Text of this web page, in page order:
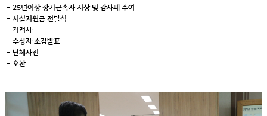
- 25년이상 장기근속자 시상 및 감사패 수여
- 시설지원금 전달식
- 격려사
- 수상자 소감발표
- 단체사진
- 오찬